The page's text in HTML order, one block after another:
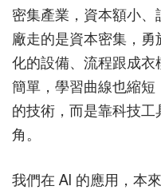
密集產業，資本額小
廠走的是資本密集，
化的設備、流程跟成
簡單，學習曲線也縮
的技術，而是靠科技
角。
我們在 AI 的應用，本